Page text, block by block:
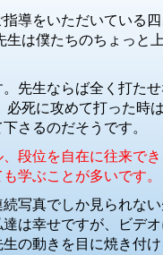
指導をいただいている
生は僕たちのちょっと
先生ならば全く打た
必死に攻めて打った時
さるのだそうです。
段位を自在に往来でき
学ぶことが多いです。
写真でしか見られな
は幸せですが、ビデ
の動きを目に焼き付